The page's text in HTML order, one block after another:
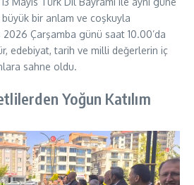
bir anlam ve coşkuyla
2026 Çarşamba günü saat 10.00’da
edebiyat, tarih ve milli değerlerin iç
sahne oldu.
Yoğun Katılım